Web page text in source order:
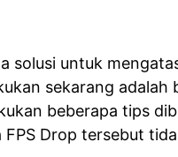
solusi untuk
sekarang adalah
beberapa tips
FPS Drop tersebut